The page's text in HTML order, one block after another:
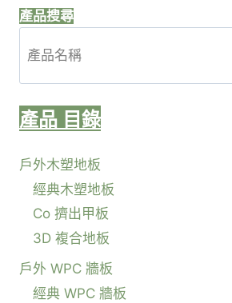
產品搜尋
產品 目錄
戶外木塑地板
經典木塑地板
Co 擠出甲板
3D 複合地板
戶外 WPC 牆板
經典 WPC 牆板